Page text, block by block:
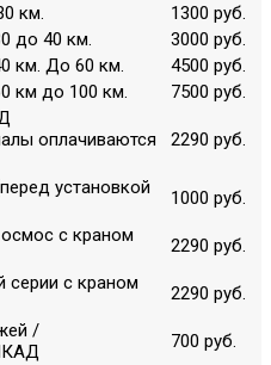
км.
1300 руб.
до 40 км.
3000 руб.
км. До 60 км.
4500 руб.
км до 100 км.
7500 руб.
оплачиваются
2290 руб.
установкой
1000 руб.
с краном
2290 руб.
с краном
2290 руб.
/
700 руб.